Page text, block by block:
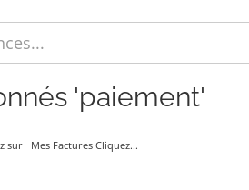
'paiement'
sur Mes Factures Cliquez...